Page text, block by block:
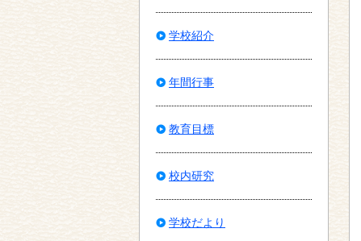
学校紹介
年間行事
教育目標
校内研究
学校だより